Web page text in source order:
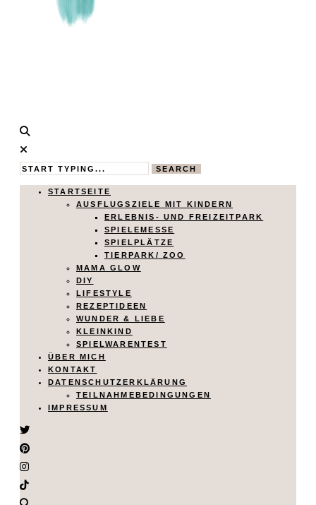
Calistas
Traum
MAMABLOG
SEARCH
STARTSEITE
AUSFLUGSZIELE MIT KINDERN
ERLEBNIS- UND FREIZEITPARK
SPIELEMESSE
SPIELPLÄTZE
TIERPARK/ ZOO
MAMA GLOW
DIY
LIFESTYLE
REZEPTIDEEN
WUNDER & LIEBE
KLEINKIND
SPIELWARENTEST
ÜBER MICH
KONTAKT
DATENSCHUTZERKLÄRUNG
TEILNAHMEBEDINGUNGEN
IMPRESSUM